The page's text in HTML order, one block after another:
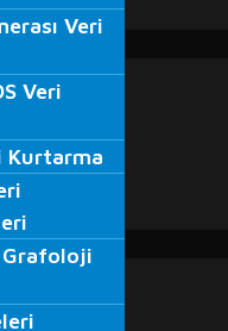
Eğitimi
Veri
Veri
Kurtarma
Grafoloji
Veri
Veri
Kurtarma
Grafoloji